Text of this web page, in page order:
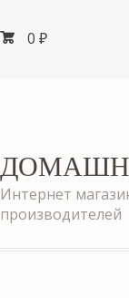
0 ₽
Интернет
производителей